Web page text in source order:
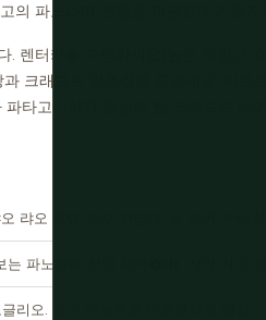
파노라마 전망을 제공한다고 현
. 렌터카를 수령하세요(높은 지상고,
크래프트 양조장을 즐기세요. 바로
타고니아가 중심이 된 크래프트 비
랴오 호텔, 호수 전망대, 숲 해변. 반나절
파노라마 전망 체어�lift. 지역 최고 전
리오. 호수 다음으로 바로로체의 명성.